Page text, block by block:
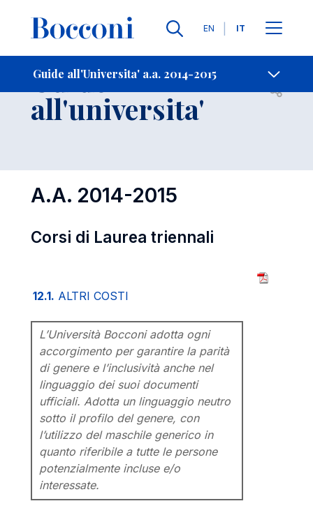
Lingue
EN IT
Guide all'Universita' a.a. 2014-2015
-
Guide
all'universita' Open
A.A. 2014-2015
Corsi di Laurea triennali
12.1. ALTRI COSTI
L’Università Bocconi adotta ogni
accorgimento per garantire la parità
di genere e l’inclusività anche nel
linguaggio dei suoi documenti
ufficiali. Adotta un linguaggio neutro
sotto il profilo del genere, con
l’utilizzo del maschile generico in
quanto riferibile a tutte le persone
potenzialmente incluse e/o
interessate.